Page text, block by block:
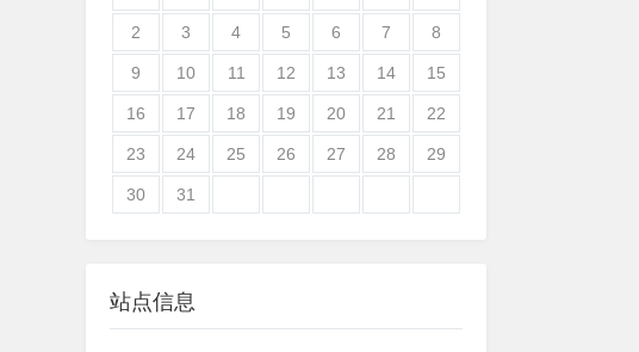
2 3 4 5 6 7 8
9 10 11 12 13 14 15
16 17 18 19 20 21 22
23 24 25 26 27 28 29
30 31
站点信息